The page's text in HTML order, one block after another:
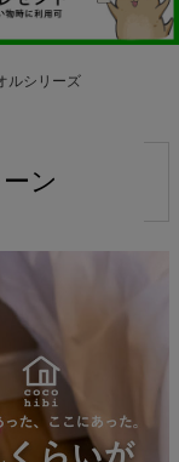
ルシリーズ
ン